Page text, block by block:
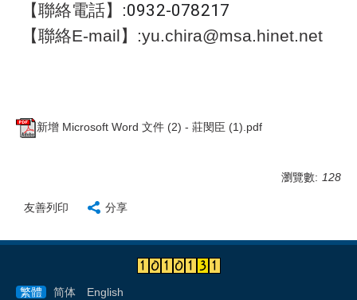
【聯絡電話】:0932-078217
【聯絡E-mail】:yu.chira@msa.hinet.net
新增 Microsoft Word 文件 (2) - 莊閔臣 (1).pdf
瀏覽數: 128
友善列印 分享
繁體 简体 English